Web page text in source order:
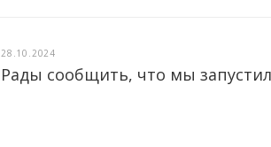
28.10.2024
Рады сообщить, что мы